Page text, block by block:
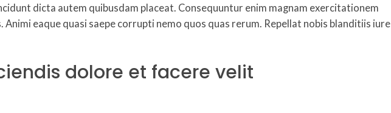
dicta autem quibusdam placeat. Consequuntur enim magnam exercitationem
eaque quasi saepe corrupti nemo quos quas rerum. Repellat nobis blanditiis iure
dolore et facere velit